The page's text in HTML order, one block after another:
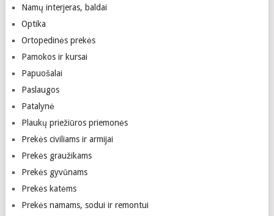
Namų interjeras, baldai
Optika
Ortopedinės prekės
Pamokos ir kursai
Papuošalai
Paslaugos
Patalynė
Plaukų priežiūros priemonės
Prekės civiliams ir armijai
Prekės graužikams
Prekės gyvūnams
Prekės katėms
Prekės namams, sodui ir remontui